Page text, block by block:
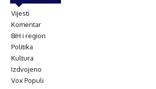
Vijesti
Komentar
BiH i region
Politika
Kultura
Izdvojeno
Vox Populi